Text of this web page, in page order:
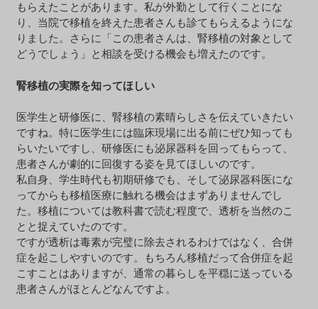
もらえたことがあります。私が外勤として行くことにな
り、当院で移植を終えた患者さんも診てもらえるようにな
りました。さらに「この患者さんは、腎移植の対象として
どうでしょう」と相談を受ける機会も増えたのです。
腎移植の実際を知ってほしい
医学生と研修医に、腎移植の素晴らしさを伝えていきたい
ですね。特に医学生には臨床現場に出る前にぜひ知っても
らいたいですし、研修医にも泌尿器科を回ってもらって、
患者さんが劇的に回復する姿を見てほしいのです。
私自身、学生時代も初期研修でも、そして泌尿器科医にな
ってからも移植医療に触れる機会はまずありませんでし
た。移植については教科書で読む程度で、透析を当然のこ
とと捉えていたのです。
ですが透析は毒素が完璧に除去されるわけではなく、合併
症を起こしやすいのです。もちろん移植だって合併症を起
こすことはありますが、通常の暮らしを平穏に送っている
患者さんがほとんどなんですよ。